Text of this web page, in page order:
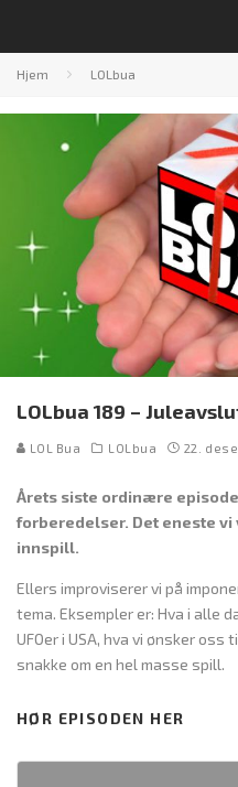
Hjem LOLbua
LOLbua 189 –
LOL Bua LOLbua 22.
Årets siste ordinære
forberedelser. Det eneste
innspill.
Ellers improviserer vi på
tema. Eksempler er: Hva i alle
UFOer i USA, hva vi ønsker oss
snakke om en hel masse spill.
HØR EPISODEN HER